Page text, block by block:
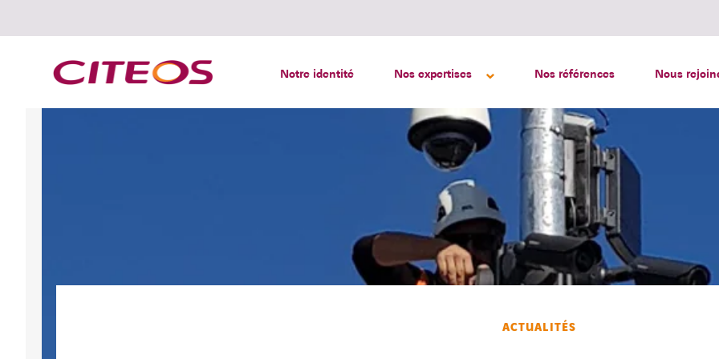
Notre identité Nos expertises Nos références Nous
ACTUALITÉS